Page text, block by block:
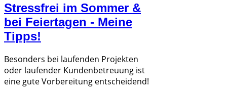
Stressfrei im Sommer &
bei Feiertagen - Meine
Tipps!
Besonders bei laufenden Projekten
oder laufender Kundenbetreuung ist
eine gute Vorbereitung entscheidend!